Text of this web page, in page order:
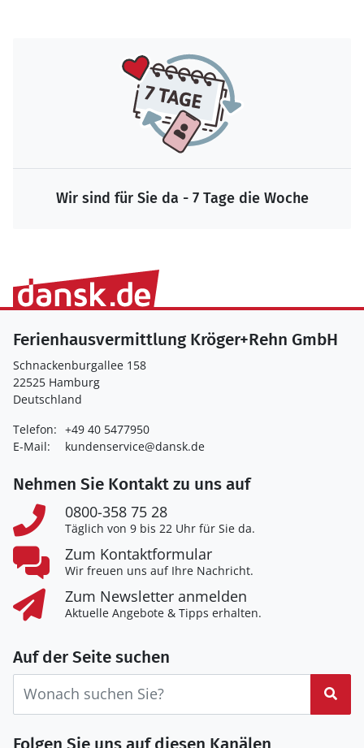
Wir sind für Sie da - 7 Tage die Woche
Ferienhausvermittlung Kröger+Rehn GmbH
Schnackenburgallee 158
22525 Hamburg
Deutschland
Telefon: +49 40 5477950
E-Mail:
kundenservice@dansk.de
Nehmen Sie Kontakt zu uns auf
0800-358 75 28
Täglich von 9 bis 22 Uhr für Sie da.
Zum Kontaktformular
Wir freuen uns auf Ihre Nachricht.
Zum Newsletter anmelden
Aktuelle Angebote & Tipps erhalten.
Auf der Seite suchen